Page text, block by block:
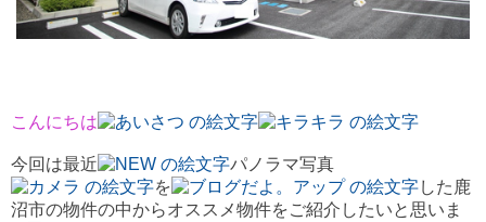
こんにちは
今回は最近
パノラマ写真
を
した鹿
沼市の物件の中からオススメ物件をご紹介したいと思いま